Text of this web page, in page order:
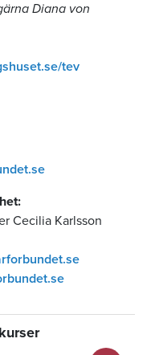
Diana von
tev
Cecilia Karlsson